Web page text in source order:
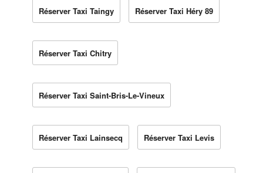
Réserver Taxi Taingy Réserver Taxi Héry 89
Réserver Taxi Chitry
Réserver Taxi Saint-Bris-Le-Vineux
Réserver Taxi Lainsecq Réserver Taxi Levis